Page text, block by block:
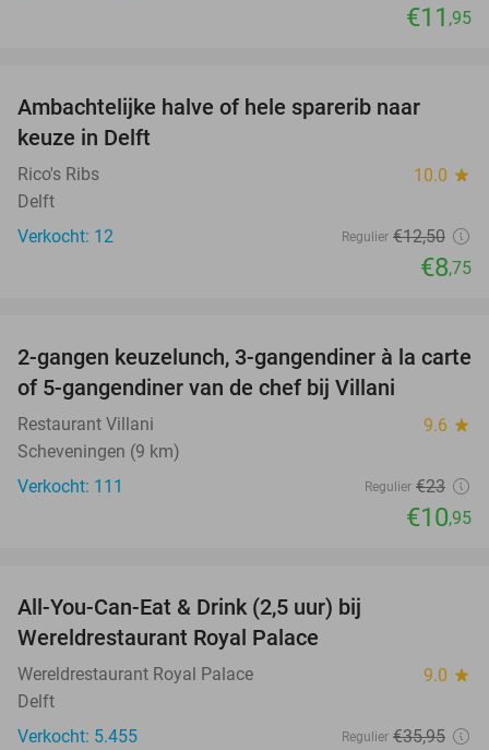
€11 ,95
Ambachtelijke halve of hele sparerib naar
keuze in Delft
Rico's Ribs 10.0 star
Delft
Verkocht: 12
Regulier €12,50
€8,75
52%
2-gangen keuzelunch, 3-gangendiner à la carte
of 5-gangendiner van de chef bij Villani
Restaurant Villani 9.6 star
Scheveningen (9 km)
Verkocht: 111
Regulier €23
€10,95
All-You-Can-Eat & Drink (2,5 uur) bij
Wereldrestaurant Royal Palace
Wereldrestaurant Royal Palace 9.0 star
Delft
Verkocht: 5.455
Regulier €35,95